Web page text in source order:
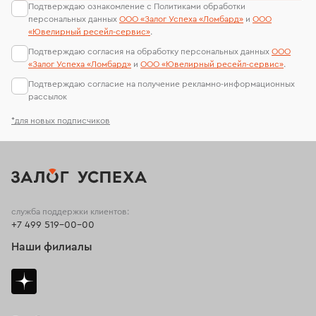
*для новых подписчиков
Подтверждаю ознакомление с Политиками обработки
персональных данных ООО «Залог Успеха «Ломбард» и ООО
«Ювелирный ресейл-сервиc».
Подтверждаю согласия на обработку персональных данных ООО
«Залог Успеха «Ломбард» и ООО «Ювелирный ресейл-сервиc».
Подтверждаю согласие на получение рекламно-информационных
рассылок
служба поддержки клиентов:
+7 499 519-00-00
Наши филиалы